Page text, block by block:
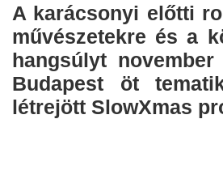
A karácsonyi előtti
művészetekre és a
hangsúlyt
Budapest öt
létrejött SlowXmas